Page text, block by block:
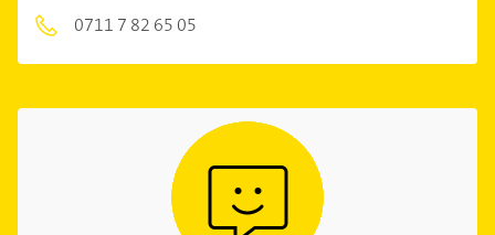
0711 7 82 65 05